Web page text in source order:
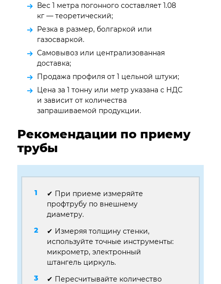
Вес 1 метра погонного составляет 1.08
кг — теоретический;
Резка в размер, болгаркой или
газосваркой.
Самовывоз или централизованная
доставка;
Продажа профиля от 1 цельной штуки;
Цена за 1 тонну или метр указана с НДС
и зависит от количества
запрашиваемой продукции.
Рекомендации по приему
трубы
✔ При приеме измеряйте
профтрубу по внешнему
диаметру.
✔ Измеряя толщину стенки,
используйте точные инструменты:
микрометр, электронный
штангель циркуль.
✔ Пересчитывайте количество